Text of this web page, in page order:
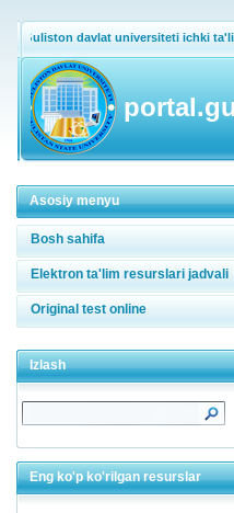
Guliston davlat universiteti ichki
Asosiy menyu
Bosh sahifa
Elektron ta'lim resurslari jadvali
Original test online
Izlash
Eng ko'p ko'rilgan resurslar